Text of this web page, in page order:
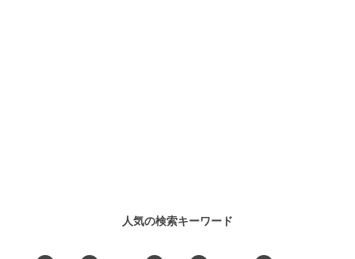
人気の検索キーワード